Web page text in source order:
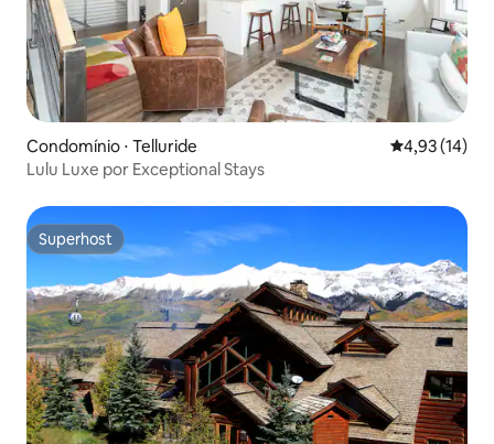
Condomínio ⋅ Telluride 4,93 de uma
4,93 (14)
Lulu Luxe por Exceptional Stays
Superhost
Superhost